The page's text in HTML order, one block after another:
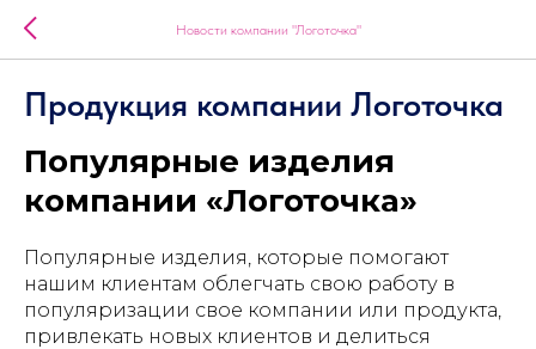
Новости компании "Логоточка"
Продукция компании Логоточка
Популярные изделия
компании «Логоточка»
Популярные изделия, которые помогают
нашим клиентам облегчать свою работу в
популяризации свое компании или продукта,
привлекать новых клиентов и делиться